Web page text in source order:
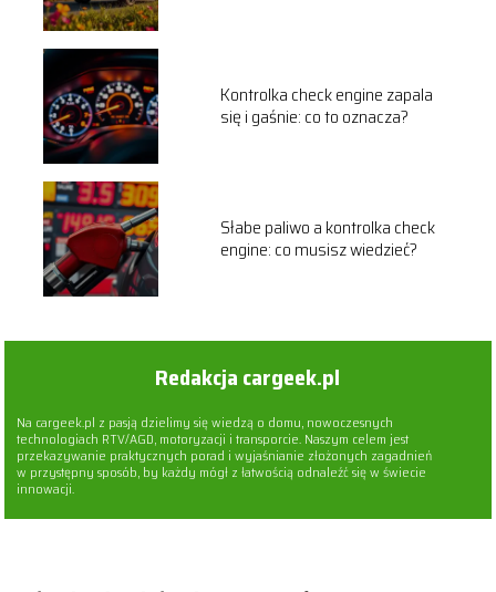
Kontrolka check engine zapala
się i gaśnie: co to oznacza?
Słabe paliwo a kontrolka check
engine: co musisz wiedzieć?
Redakcja cargeek.pl
Na cargeek.pl z pasją dzielimy się wiedzą o domu, nowoczesnych
technologiach RTV/AGD, motoryzacji i transporcie. Naszym celem jest
przekazywanie praktycznych porad i wyjaśnianie złożonych zagadnień
w przystępny sposób, by każdy mógł z łatwością odnaleźć się w świecie
innowacji.